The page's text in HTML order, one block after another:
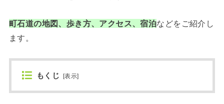
町石道の地図、歩き方、アクセス、宿泊などをご紹介し
ます。
もくじ [表示]